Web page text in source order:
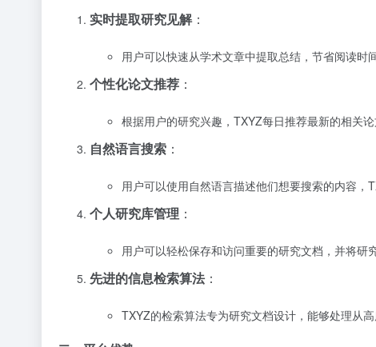
实时提取研究见解：
用户可以快速从学术文章中提取总结，节省阅读时
个性化论文推荐 ：
根据用户的研究兴趣，TXYZ每日推荐最新的相关
自然语言搜索 ：
用户可以使用自然语言描述他们想要搜索的内容，
个人研究库管理 ：
用户可以轻松保存和访问重要的研究文档，并将研
先进的信息检索算法 ：
TXYZ的检索算法专为研究文档设计，能够处理从